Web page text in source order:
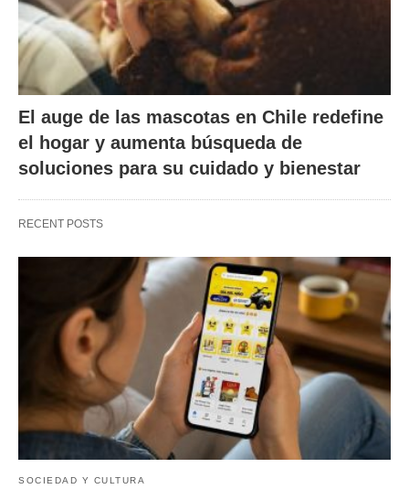
El auge de las mascotas en Chile redefine
el hogar y aumenta búsqueda de
soluciones para su cuidado y bienestar
RECENT POSTS
SOCIEDAD Y CULTURA